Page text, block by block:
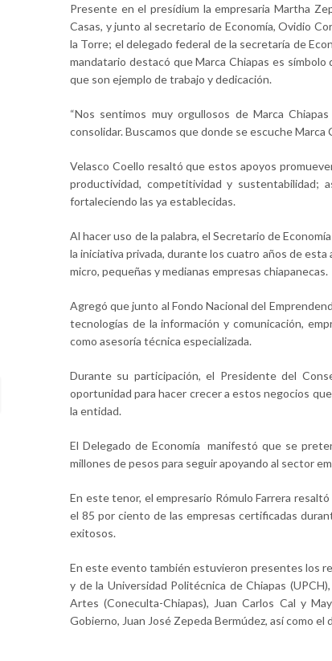
Presente en el presídium la empresaria Martha
Casas, y junto al secretario de Economía, Ovidio
la Torre; el delegado federal de la secretaría de
mandatario destacó que Marca Chiapas es
que son ejemplo de trabajo y dedicación.
“Nos sentimos muy orgullosos de Marca
consolidar. Buscamos que donde se escuche
Velasco Coello resaltó que estos apoyos
productividad, competitividad y sustentabilidad;
fortaleciendo las ya establecidas.
Al hacer uso de la palabra, el Secretario de
la iniciativa privada, durante los cuatro años de
micro, pequeñas y medianas empresas chiapanecas.
Agregó que junto al Fondo Nacional del
tecnologías de la información y comunicación,
como asesoría técnica especializada.
Durante su participación, el Presidente del
oportunidad para hacer crecer a estos negocios
la entidad.
El Delegado de Economía manifestó que se
millones de pesos para seguir apoyando al sector
En este tenor, el empresario Rómulo Farrera
el 85 por ciento de las empresas certificadas
exitosos.
En este evento también estuvieron presentes los
y de la Universidad Politécnica de Chiapas
Artes (Coneculta-Chiapas), Juan Carlos Cal y
Gobierno, Juan José Zepeda Bermúdez, así como